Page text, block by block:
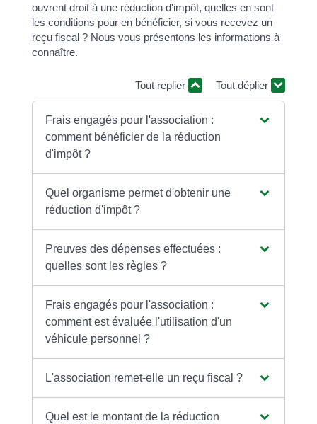
ouvrent droit à une réduction d'impôt, quelles en sont
les conditions pour en bénéficier, si vous recevez un
reçu fiscal ? Nous vous présentons les informations à
connaître.
Tout replier Tout déplier
Frais engagés pour l'association :
comment bénéficier de la réduction
d'impôt ?
Quel organisme permet d'obtenir une
réduction d'impôt ?
Preuves des dépenses effectuées :
quelles sont les règles ?
Frais engagés pour l'association :
comment est évaluée l'utilisation d'un
véhicule personnel ?
L'association remet-elle un reçu fiscal ?
Quel est le montant de la réduction